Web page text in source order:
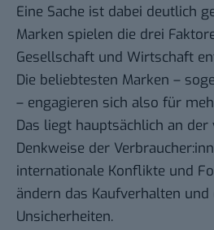
Eine Sache ist dabei deutlich
Marken spielen die drei
Gesellschaft und Wirtschaft
Die beliebtesten Marken –
– engagieren sich also für
Das liegt hauptsächlich an der
Denkweise der
internationale Konflikte und
ändern das Kaufverhalten und
Unsicherheiten.